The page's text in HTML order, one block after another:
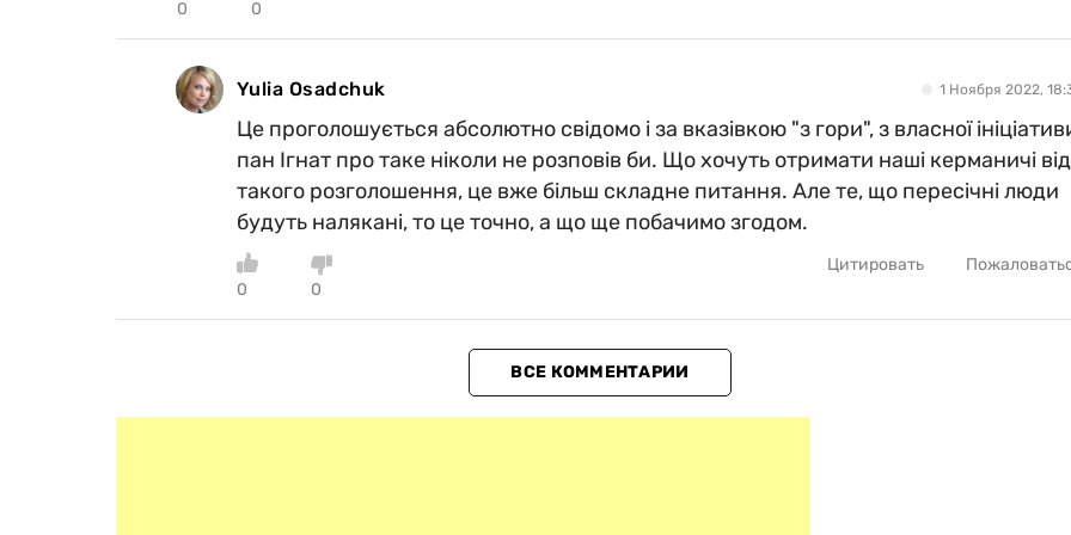
0 0
Yulia Osadchuk 1 Ноября 2022,
Це проголошується абсолютно свідомо і за вказівкою "з гори", з власної
пан Ігнат про таке ніколи не розповів би. Що хочуть отримати наші керманичі від
такого розголошення, це вже більш складне питання. Але те, що пересічні люди
будуть налякані, то це точно, а що ще побачимо згодом.
0 0
Цитировать
ВСЕ КОММЕНТАРИИ